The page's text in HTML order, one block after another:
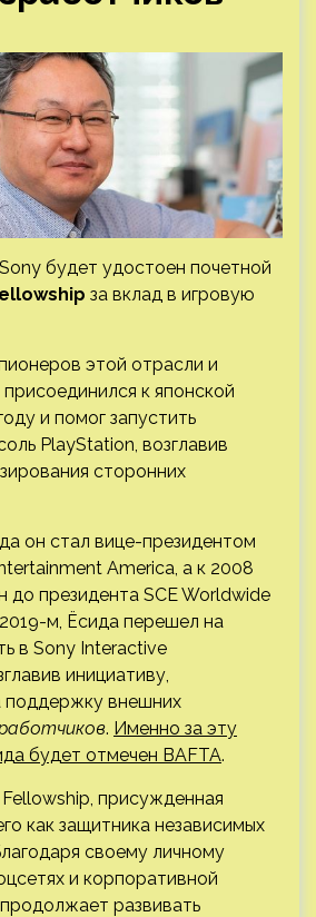
будет удостоен почетной
за вклад в игровую
этой отрасли и
к японской
и помог запустить
PlayStation, возглавив
сторонних
он стал вице-президентом
America, а к 2008
до президента SCE Worldwide
м, Ёсида перешел на
в Sony Interactive
инициативу,
поддержку внешних
. Именно за эту
будет отмечен BAFTA.
присужденная
как защитника независимых
своему личному
и корпоративной
развивать